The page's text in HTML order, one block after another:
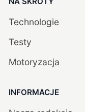
Technologie
Testy
Motoryzacja
INFORMACJE